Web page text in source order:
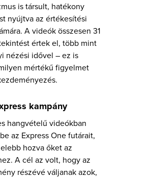
is társult, hatékony
nyújtva az értékesítési
A videók összesen 31
értek el, több mint
nézési idővel – ez is
mértékű figyelmet
kampány
hangvételű videókban
az Express One futárait,
hozva őket az
A cél az volt, hogy az
részévé váljanak azok,